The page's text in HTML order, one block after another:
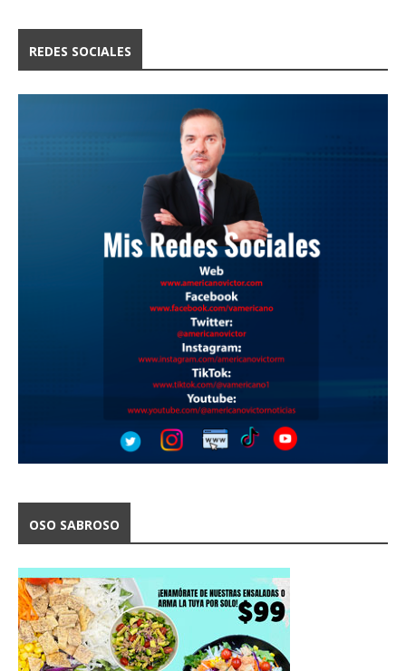
REDES SOCIALES
OSO SABROSO